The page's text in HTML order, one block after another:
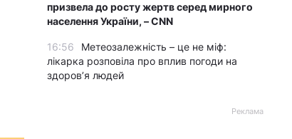
призвела до росту жертв серед мирного
населення України, – CNN
16:56
Метеозалежність – це не міф:
лікарка розповіла про вплив погоди на
здоров’я людей
Реклама